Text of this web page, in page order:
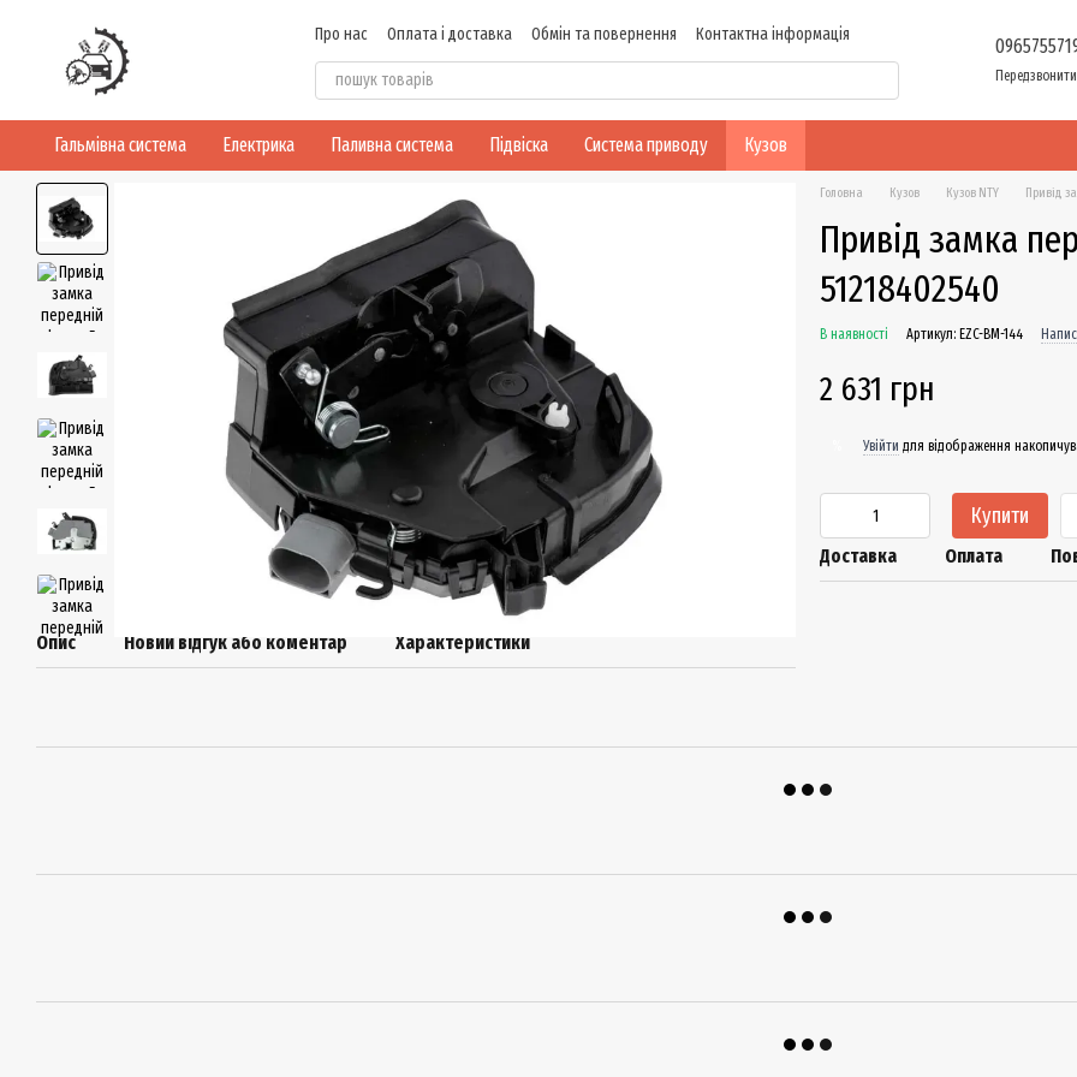
Про нас Оплата і доставка Обмін та повернення
Контактна інформація
Договір публічної оферти
Гальмівна система Електрика Паливна система Підвіска Система приводу Кузов
Опис Новий відгук або коментар Характеристики
Головна Кузов Кузов NTY Привід
Привід замка
51218402540
В наявності Артикул: EZC-BM-144
2 631 грн
Увійти для відображення
Купити
Доставка Оплата